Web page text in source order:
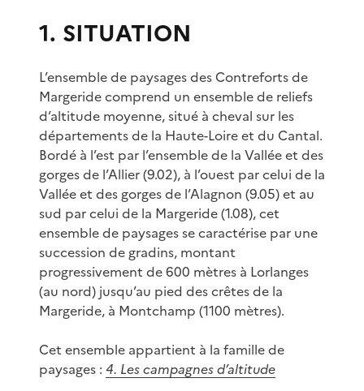
1. SITUATION
L’ensemble de paysages des Contreforts de
Margeride comprend un ensemble de reliefs
d’altitude moyenne, situé à cheval sur les
départements de la Haute-Loire et du Cantal.
Bordé à l’est par l’ensemble de la Vallée et des
gorges de l’Allier (9.02), à l’ouest par celui de la
Vallée et des gorges de l’Alagnon (9.05) et au
sud par celui de la Margeride (1.08), cet
ensemble de paysages se caractérise par une
succession de gradins, montant
progressivement de 600 mètres à Lorlanges
(au nord) jusqu’au pied des crêtes de la
Margeride, à Montchamp (1100 mètres).
Cet ensemble appartient à la famille de
paysages : 4. Les campagnes d’altitude